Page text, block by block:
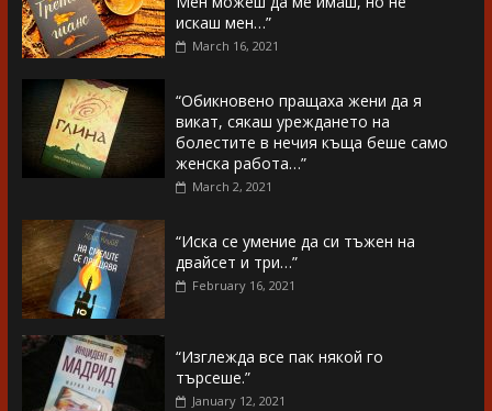
искаш мен…”
March 16, 2021
“Обикновено пращаха жени да я
викат, сякаш уреждането на
болестите в нечия къща беше само
женска работа…”
March 2, 2021
“Иска се умение да си тъжен на
двайсет и три…”
February 16, 2021
“Изглежда все пак някой го
търсеше.”
January 12, 2021